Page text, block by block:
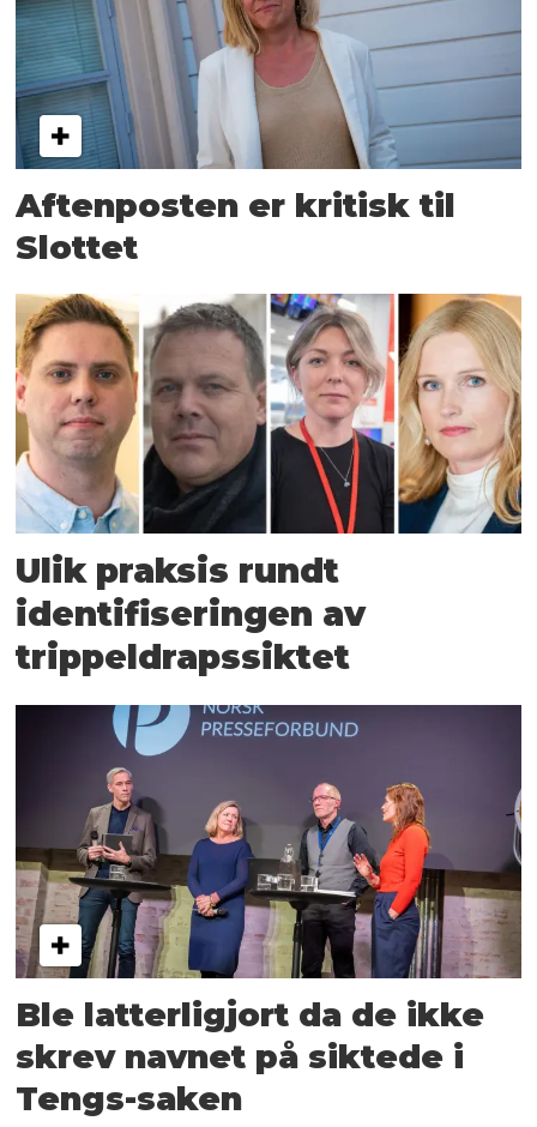
Aftenposten er kritisk til
Slottet
Ulik praksis rundt
identifiseringen av
trippeldrapssiktet
Ble latterligjort da de ikke
skrev navnet på siktede i
Tengs-saken